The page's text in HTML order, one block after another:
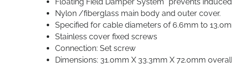
Nylon /fiberglass main body and outer cover.
Specified for cable diameters of 6.6mm to
Stainless cover fixed screws
Connection: Set screw
Dimensions: 31.0mm X 33.3mm X 72.0mm